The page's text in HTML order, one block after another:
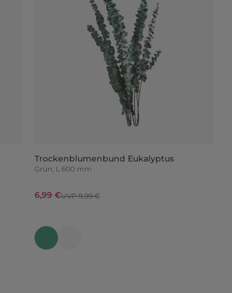
Trockenblumenbund Eukalyptus
Grün, L 600 mm
6,99 €UVP 9,99 €